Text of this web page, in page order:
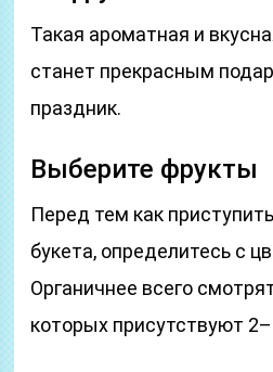
Такая ароматная и
станет прекрасным
праздник.
Выберите фрукты
Перед тем как
букета, определитесь с
Органичнее всего
которых присутствуют